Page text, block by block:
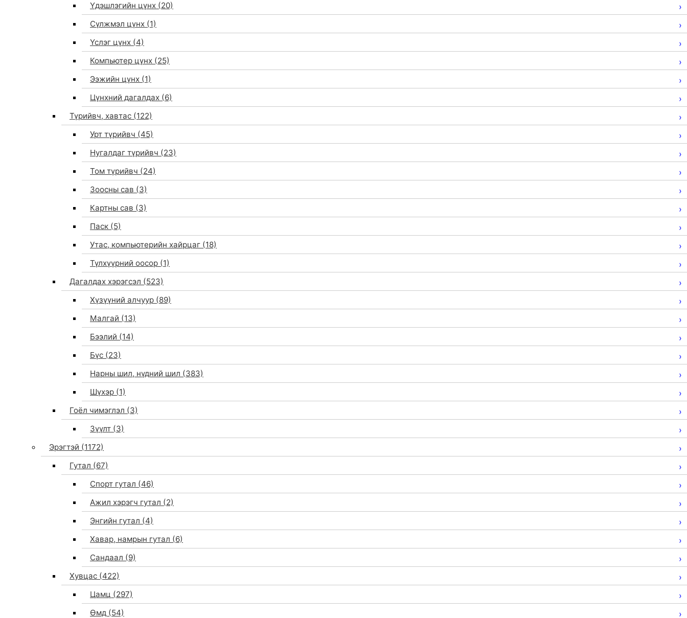
Үдэшлэгийн цүнх (20)
Сүлжмэл цүнх (1)
Үслэг цүнх (4)
Компьютер цүнх (25)
Ээжийн цүнх (1)
Цүнхний дагалдах (6)
Түрийвч, хавтас (122)
Урт түрийвч (45)
Нугалдаг түрийвч (23)
Том түрийвч (24)
Зоосны сав (3)
Картны сав (3)
Паск (5)
Утас, компьютерийн хайрцаг (18)
Түлхүүрний оосор (1)
Дагалдах хэрэгсэл (523)
Хүзүүний алчуур (89)
Малгай (13)
Бээлий (14)
Бүс (23)
Нарны шил, нүдний шил (383)
Шүхэр (1)
Гоёл чимэглэл (3)
Зүүлт (3)
Эрэгтэй (1172)
Гутал (67)
Спорт гутал (46)
Ажил хэрэгч гутал (2)
Энгийн гутал (4)
Хавар, намрын гутал (6)
Сандаал (9)
Хувцас (422)
Цамц (297)
Өмд (54)